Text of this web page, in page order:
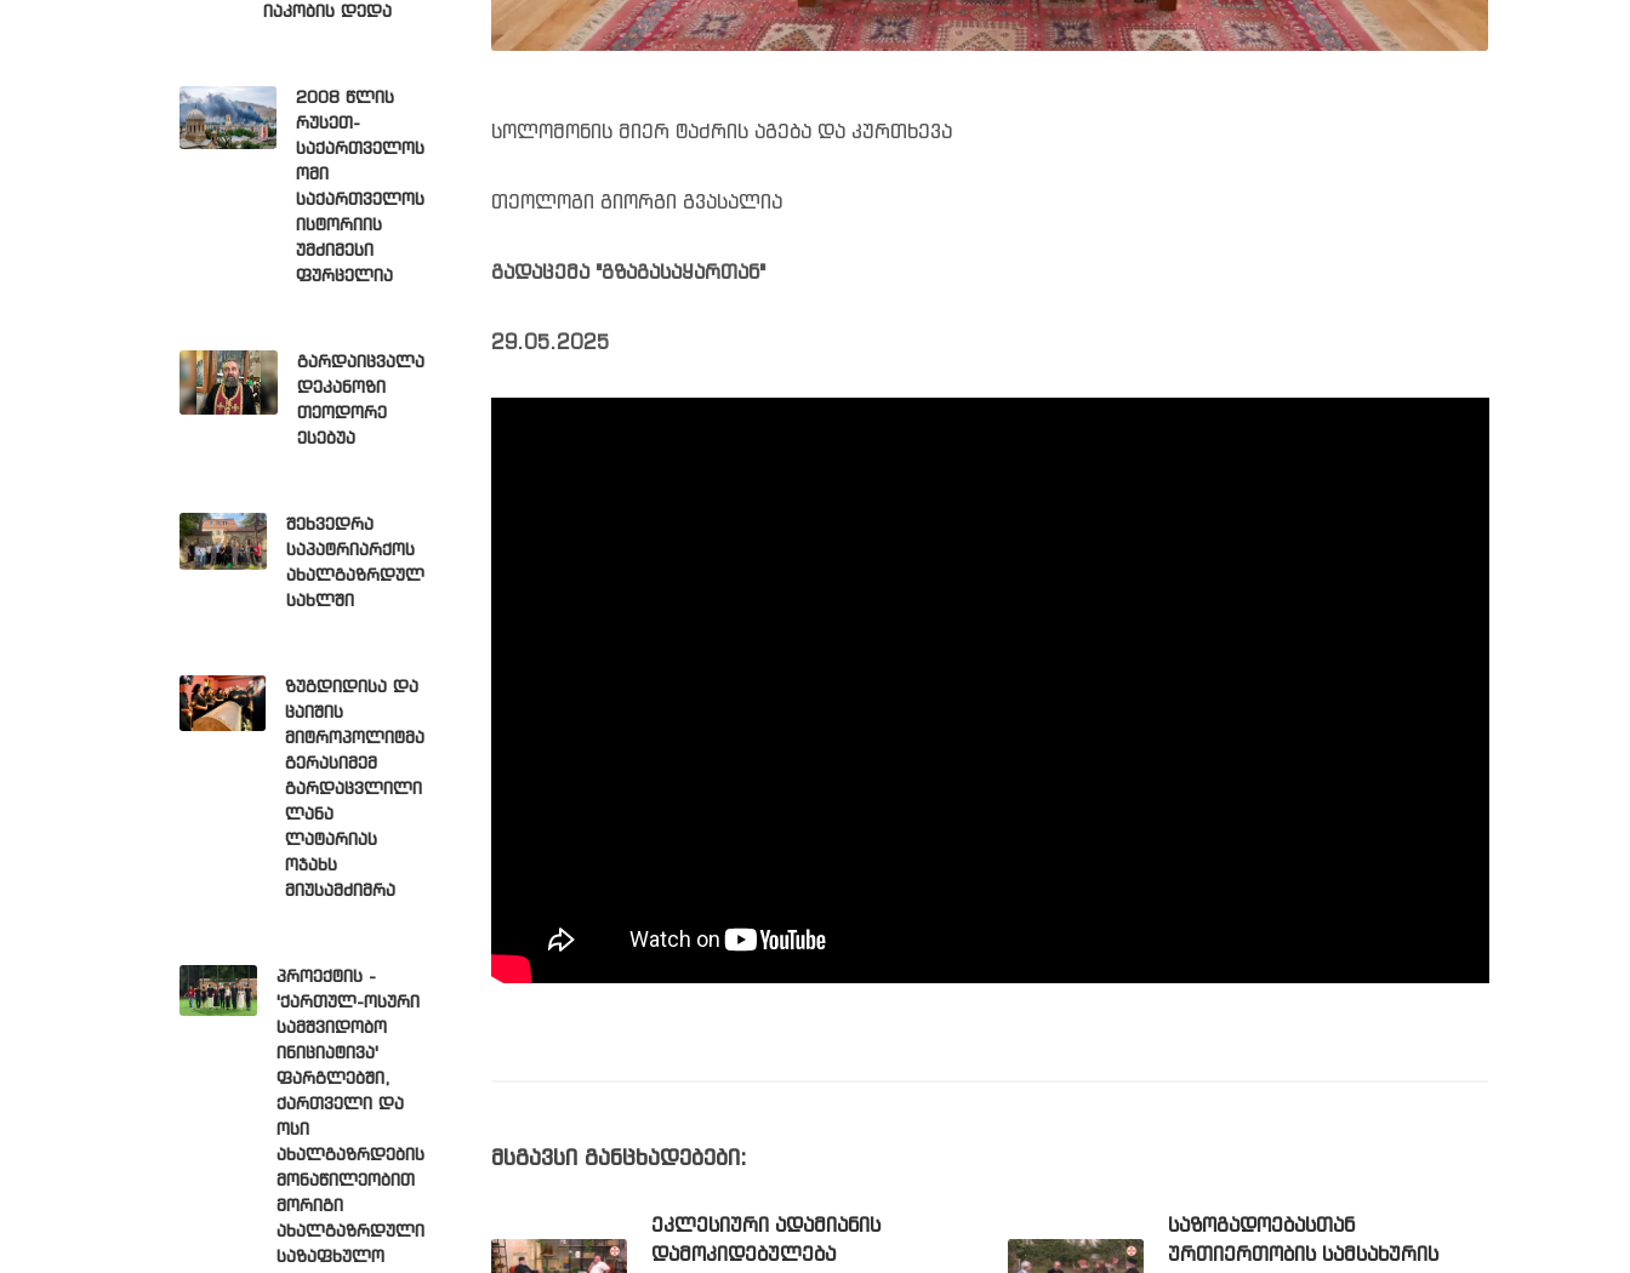
სოლომონის მიერ ტაძრის აგება და კურთხევა
თეოლოგი გიორგი გვასალია
გადაცემა "გზაგასაყართან"
29.05.2025
მსგავსი განცხადებები:
ᲔᲙᲚᲔᲡᲘᲣᲠᲘ ᲐᲓᲐᲛᲘᲐᲜᲘᲡ
ᲓᲐᲛᲝᲙᲘᲓᲔᲑᲣᲚᲔᲑᲐ
ᲡᲐᲖᲝᲒᲐᲓᲝᲔᲑᲐᲡᲗᲐᲜ
ᲣᲠᲗᲘᲔᲠᲗᲝᲑᲘᲡ ᲡᲐᲛᲡᲐᲮᲣᲠᲘᲡ
იაკობის დედა
2008 წლის
რუსეთ-
საქართველოს
ომი
საქართველოს
ისტორიის
უმძიმესი
ფურცელია
გარდაიცვალა
დეკანოზი
თეოდორე
ესებუა
შეხვედრა
საპატრიარქოს
ახალგაზრდულ
სახლში
ზუგდიდისა და
ცაიშის
მიტროპოლიტმა
გერასიმემ
გარდაცვლილი
ლანა
ლატარიას
ოჯახს
მიუსამძიმრა
პროექტის -
'ქართულ-ოსური
სამშვიდობო
ინიციატივა'
ფარგლებში,
ქართველი და
ოსი
ახალგაზრდების
მონაწილეობით
მორიგი
ახალგაზრდული
საზაფხულო